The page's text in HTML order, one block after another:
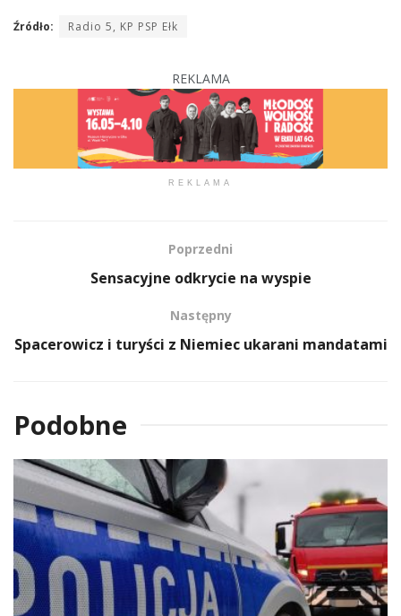
Źródło: Radio 5, KP PSP Ełk
REKLAMA
REKLAMA
Poprzedni
Sensacyjne odkrycie na wyspie
Następny
Spacerowicz i turyści z Niemiec ukarani mandatami
Podobne